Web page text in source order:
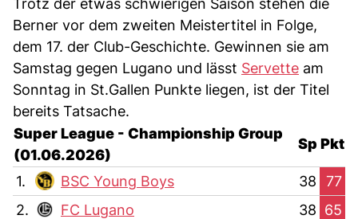
Trotz der etwas schwierigen Saison stehen die
Berner vor dem zweiten Meistertitel in Folge,
dem 17. der Club-Geschichte. Gewinnen sie am
Samstag gegen Lugano und lässt Servette am
Sonntag in St.Gallen Punkte liegen, ist der Titel
bereits Tatsache.
Super League - Championship Group
(01.06.2026)
Sp Pkt
1. BSC Young Boys 38
77
2.
FC Lugano 38 65